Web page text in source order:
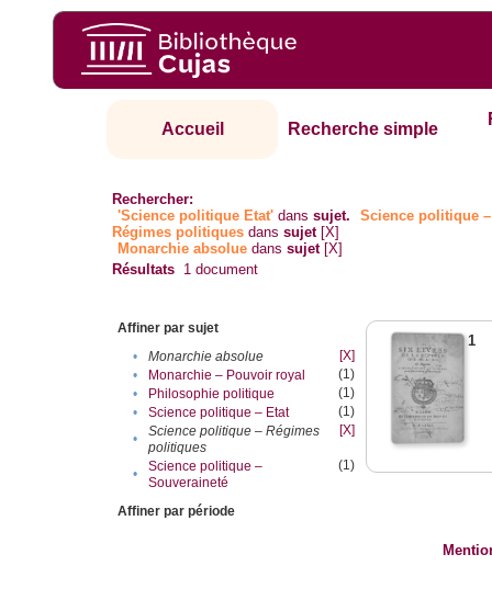
Accueil Recherche simple
Rechercher:
'Science politique Etat' danssujet.
Science politique –
Régimes politiques danssujet [X]
Monarchie absolue danssujet [X]
Résultats 1 document
Affiner par sujet
•
Monarchie absolue
[X]
•
Monarchie – Pouvoir royal
(1)
•
Philosophie politique
(1)
•
Science politique – Etat
(1)
•
Science politique – Régimes
politiques
[X]
•
Science politique –
Souveraineté
(1)
Affiner par période
1